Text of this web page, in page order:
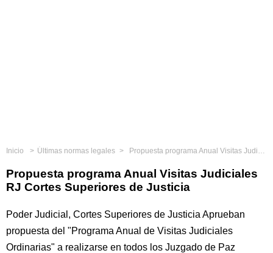
Inicio Últimas normas legales Propuesta programa Anual Visitas Judiciales RJ Cortes Superiores de Justicia
Propuesta programa Anual Visitas Judiciales
RJ Cortes Superiores de Justicia
Poder Judicial, Cortes Superiores de Justicia Aprueban
propuesta del "Programa Anual de Visitas Judiciales
Ordinarias" a realizarse en todos los Juzgado de Paz